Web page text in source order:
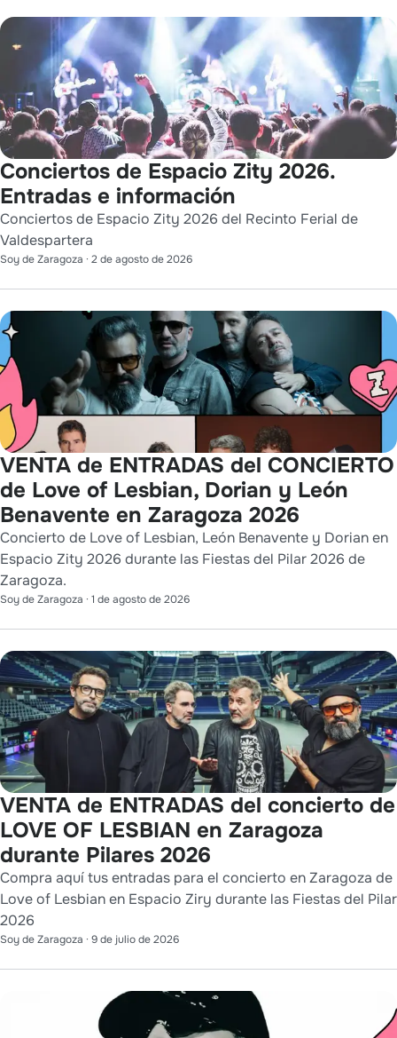
Conciertos de Espacio Zity 2026.
Entradas e información
Conciertos de Espacio Zity 2026 del Recinto Ferial de
Valdespartera
Soy de Zaragoza · 2 de agosto de 2026
VENTA de ENTRADAS del CONCIERTO
de Love of Lesbian, Dorian y León
Benavente en Zaragoza 2026
Concierto de Love of Lesbian, León Benavente y Dorian en
Espacio Zity 2026 durante las Fiestas del Pilar 2026 de
Zaragoza.
Soy de Zaragoza · 1 de agosto de 2026
VENTA de ENTRADAS del concierto de
LOVE OF LESBIAN en Zaragoza
durante Pilares 2026
Compra aquí tus entradas para el concierto en Zaragoza de
Love of Lesbian en Espacio Ziry durante las Fiestas del Pilar
2026
Soy de Zaragoza · 9 de julio de 2026